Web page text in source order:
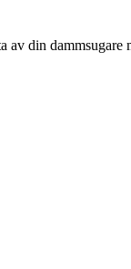
av din dammsugare